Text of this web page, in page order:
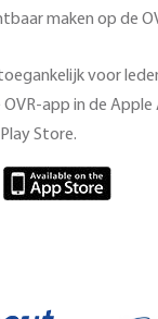
maken op de
voor
OVR-app in de
Store.